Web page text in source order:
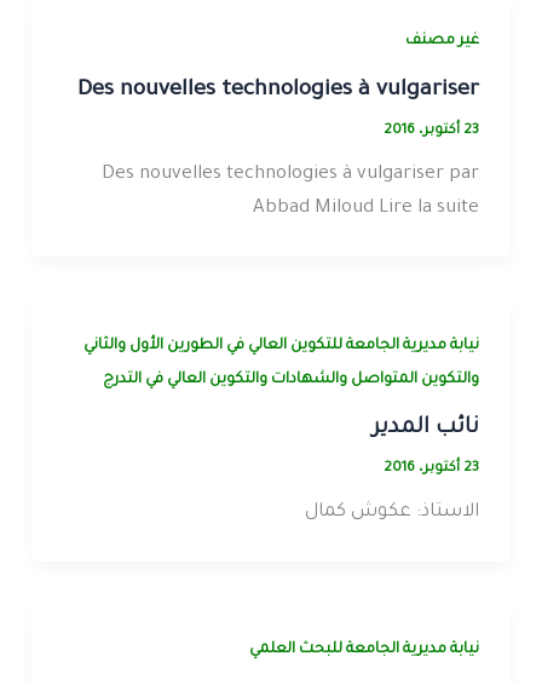
غير مصنف
Des nouvelles technologies à vulgariser
23 أكتوبر، 2016
Des nouvelles technologies à vulgariser par
Abbad Miloud Lire la suite
نيابة مديرية الجامعة للتكوين العالي في الطورين الأول والثاني
والتكوين المتواصل والشهادات والتكوين العالي في التدرج
نائب المدير
23 أكتوبر، 2016
الاستاذ: عكوش كمال
نيابة مديرية الجامعة للبحث العلمي